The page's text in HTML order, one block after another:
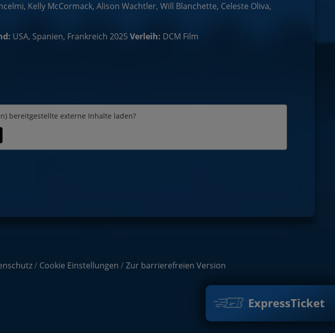
ExpressTicket
Kelly McCormack, Alison Wachtler, Will Blanchette, Celeste Oliva,
USA, Spanien, Frankreich 2025Verleih: DCM Film
bereitgestellte externe Inhalte laden?
/ Cookie Einstellungen /Zur barrierefreien Version